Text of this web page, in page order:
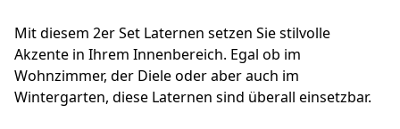
Mit diesem 2er Set Laternen setzen Sie stilvolle
Akzente in Ihrem Innenbereich. Egal ob im
Wohnzimmer, der Diele oder aber auch im
Wintergarten, diese Laternen sind überall einsetzbar.